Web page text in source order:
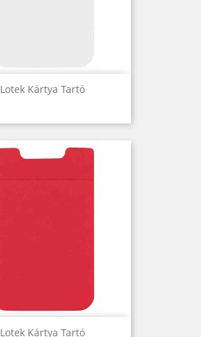
Lotek Kártya Tartó
Lotek Kártya Tartó